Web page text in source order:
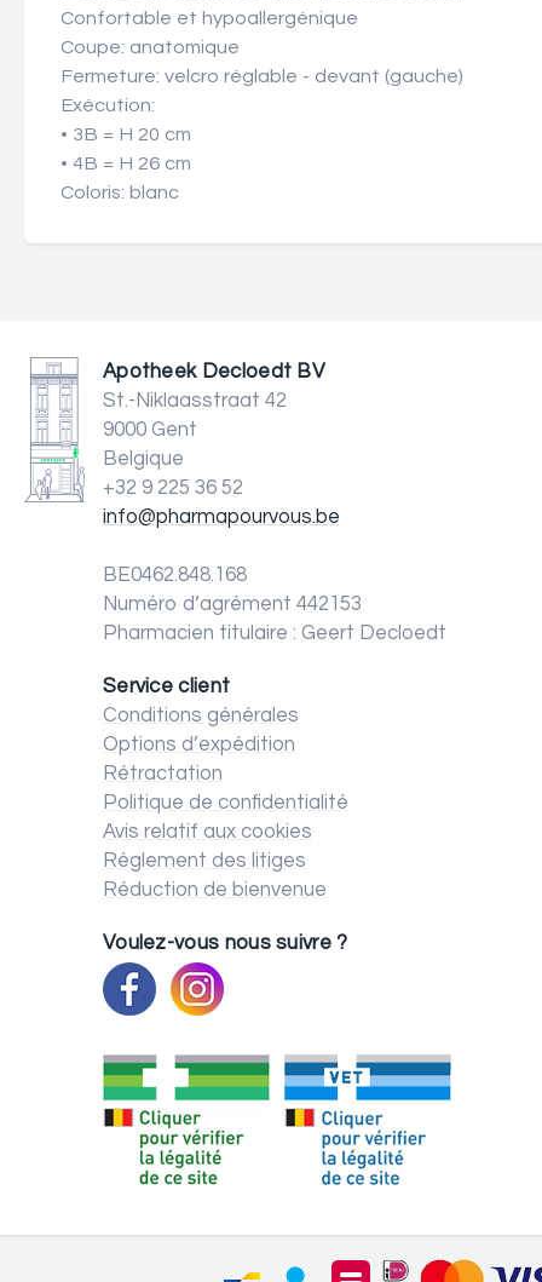
Confortable et hypoallergénique
Coupe: anatomique
Fermeture: velcro réglable - devant (gauche)
Exécution:
• 3B = H 20 cm
• 4B = H 26 cm
Coloris: blanc
Apotheek Decloedt BV
St.-Niklaasstraat 42
9000 Gent
Belgique
+32 9 225 36 52
info@pharmapourvous.be
BE0462.848.168
Numéro d’agrément 442153
Pharmacien titulaire : Geert Decloedt
Service client
Conditions générales
Options d’expédition
Rétractation
Politique de confidentialité
Avis relatif aux cookies
Règlement des litiges
Réduction de bienvenue
Voulez-vous nous suivre ?